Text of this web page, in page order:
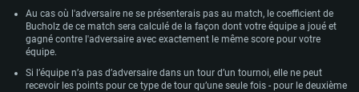
Disque dur: 60,2 Go (client complet)
Au cas où l'adversaire ne se présenterais pas au match, le coefficient de
Bucholz de ce match sera calculé de la façon dont votre équipe a joué et
gagné contre l'adversaire avec exactement le même score pour votre
équipe.
Si l’équipe n’a pas d’adversaire dans un tour d’un tournoi, elle ne peut
recevoir les points pour ce type de tour qu’une seule fois - pour le deuxième